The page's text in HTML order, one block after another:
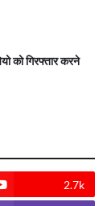
को गिरफ्तार करने
2.7k